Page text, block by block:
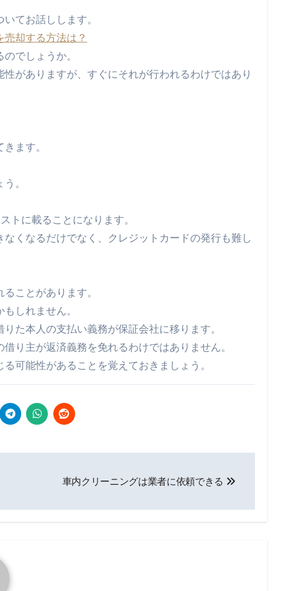
てお話しします。
却する方法は？
でしょうか。
がありますが、すぐにそれが行われるわけではあり
ます。
。
トに載ることになります。
くなるだけでなく、クレジットカードの発行も難し
ことがあります。
しれません。
た本人の支払い義務が保証会社に移ります。
り主が返済義務を免れるわけではありません。
可能性があることを覚えておきましょう。
車内クリーニングは業者に依頼できる